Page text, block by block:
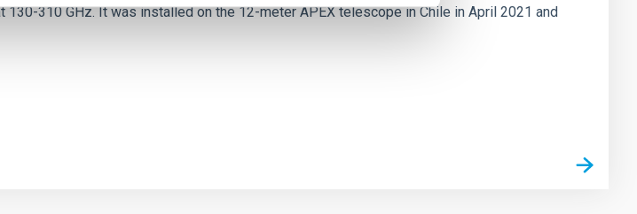
310 GHz. It was installed on the 12-meter APEX telescope in Chile in April 2021 and